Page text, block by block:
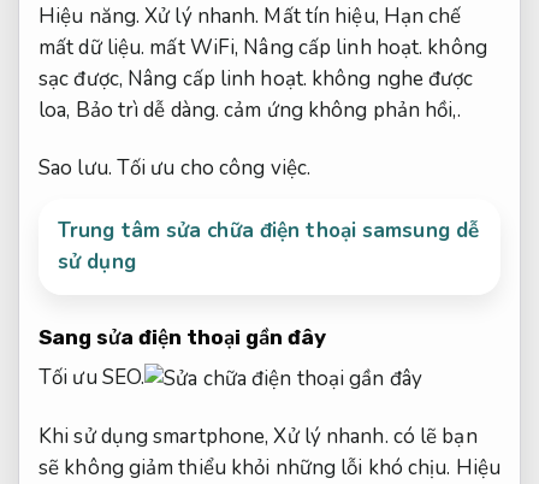
Hiệu năng. Xử lý nhanh. Mất tín hiệu, Hạn chế
mất dữ liệu. mất WiFi, Nâng cấp linh hoạt. không
sạc được, Nâng cấp linh hoạt. không nghe được
loa, Bảo trì dễ dàng. cảm ứng không phản hồi,.
Sao lưu. Tối ưu cho công việc.
Trung tâm sửa chữa điện thoại samsung dễ
sử dụng
Sang sửa điện thoại gần đây
Tối ưu SEO.
Khi sử dụng smartphone,Xử lý nhanh. có lẽ bạn
sẽ không giảm thiểu khỏi những lỗi khó chịu. Hiệu